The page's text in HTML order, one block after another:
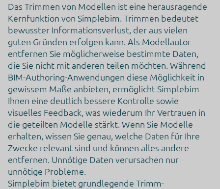
Das Trimmen von Modellen ist eine herausragende
Kernfunktion von Simplebim. Trimmen bedeutet
bewusster Informationsverlust, der aus vielen
guten Gründen erfolgen kann. Als Modellautor
entfernen Sie möglicherweise bestimmte Daten,
die Sie nicht mit anderen teilen möchten. Während
BIM-Authoring-Anwendungen diese Möglichkeit in
gewissem Maße anbieten, ermöglicht Simplebim
Ihnen eine deutlich bessere Kontrolle sowie
visuelles Feedback, was wiederum Ihr Vertrauen in
die geteilten Modelle stärkt. Wenn Sie Modelle
erhalten, wissen Sie genau, welche Daten für Ihre
Zwecke relevant sind und können alles andere
entfernen. Unnötige Daten verursachen nur
unnötige Probleme.
Simplebim bietet grundlegende Trimm-
Genutzte Technologien
Pixel
Erhobene Daten
Diese Liste enthält alle (persönlichen) Daten, die von oder durch
die Nutzung dieses Dienstes gesammelt werden.
Aggregierte Daten zum Auslösen von Tags
Rechtsgrundlage
Im Folgenden wird die nach Art. 6 I 1 DSGVO geforderte
Rechtsgrundlage für die Verarbeitung von personenbezogenen
Daten genannt.
Art. 6 Abs. 1 s. 1 lit. f DS-GVO
Ort der Verarbeitung
Vereinigte Staaten von Amerika
Aufbewahrungsdauer
ALLE COOKIES AKZEPTIEREN
Auswahl speichern
Zurück